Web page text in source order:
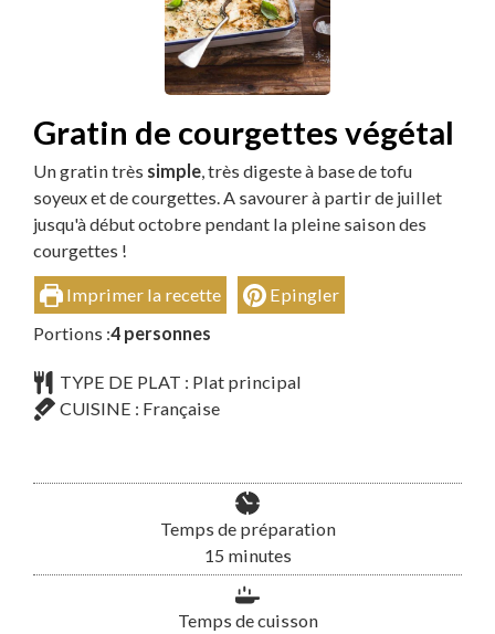
Gratin de courgettes végétal
Un gratin très simple, très digeste à base de tofu
soyeux et de courgettes. A savourer à partir de juillet
jusqu'à début octobre pendant la pleine saison des
courgettes !
Imprimer la recette
Epingler
Portions :4 personnes
TYPE DE PLAT : Plat principal
CUISINE : Française
Temps de préparation
15minutes
minutes
Temps de cuisson